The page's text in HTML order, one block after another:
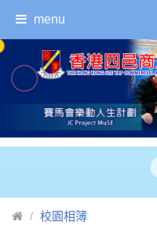
menu
校園相簿